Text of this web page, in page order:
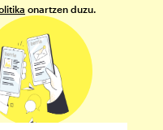
onartzen duzu.